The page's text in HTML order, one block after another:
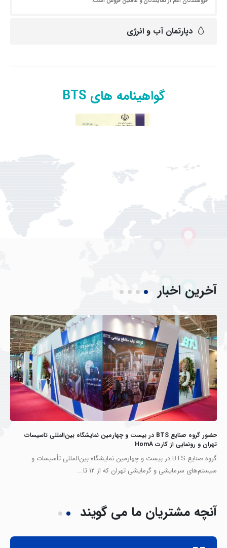
دپارتمان آب و انرژی
گواهینامه های BTS
آخرین اخبار
حضور گروه صنایع BTS در بیست ‌و چهارمین نمایشگاه بین‌المللی تاسیسات
تهران و رونمایی از کارت HomA
گروه صنایع BTS در بیست‌ و چهارمین نمایشگاه بین‌المللی تأسیسات و
سیستم‌های سرمایشی و گرمایشی تهران که از ۱۲ تا...
آنچه مشتریان ما می گویند